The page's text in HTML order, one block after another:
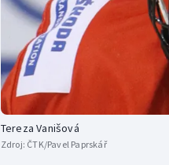
Tereza Vanišová
Zdroj: ČTK/Pavel Paprskář